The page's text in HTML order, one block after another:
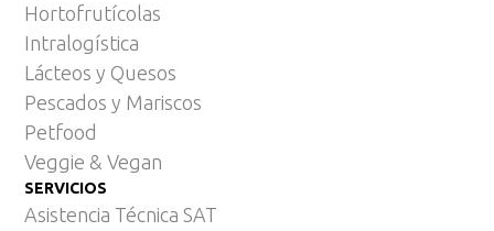
Hortofrutícolas
Intralogística
Lácteos y Quesos
Pescados y Mariscos
Petfood
Veggie & Vegan
SERVICIOS
Asistencia Técnica SAT